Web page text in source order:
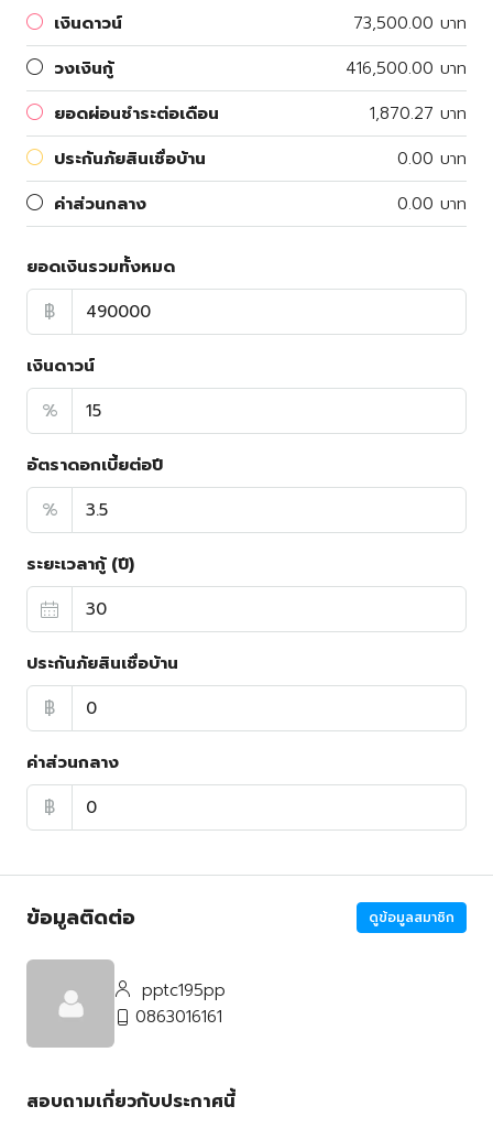
เงินดาวน์
73,500.00 บาท
วงเงินกู้
416,500.00 บาท
ยอดผ่อนชำระต่อเดือน
1,870.27 บาท
ประกันภัยสินเชื่อบ้าน
0.00 บาท
ค่าส่วนกลาง
0.00 บาท
ยอดเงินรวมทั้งหมด
฿
เงินดาวน์
%
อัตราดอกเบี้ยต่อปี
%
ระยะเวลากู้ (ปี)
ประกันภัยสินเชื่อบ้าน
฿
ค่าส่วนกลาง
฿
ข้อมูลติดต่อ ดูข้อมูลสมาชิก
pptc195pp
0863016161
สอบถามเกี่ยวกับประกาศนี้